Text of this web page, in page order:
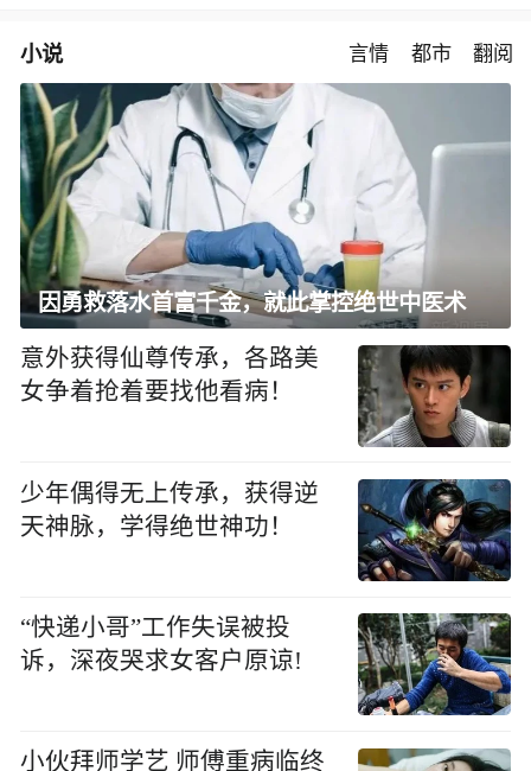
小说 言情 都市 翻阅
因勇救落水首富千金，就此掌控绝世中医术
意外获得仙尊传承，各路美
女争着抢着要找他看病！
少年偶得无上传承，获得逆
天神脉，学得绝世神功！
“快递小哥”工作失误被投
诉，深夜哭求女客户原谅!
小伙拜师学艺 师傅重病临终